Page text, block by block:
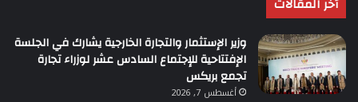
وزير الإستثمار والتجارة الخارجية يشارك في الجلسة
الإفتتاحية للإجتماع السادس عشر لوزراء تجارة
تجمع بريكس
أغسطس 7, 2026